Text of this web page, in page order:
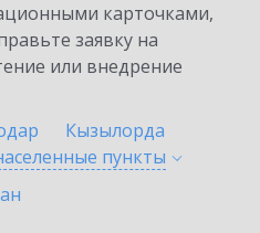
карточками,
заявку на
или внедрение
Кызылорда
пункты